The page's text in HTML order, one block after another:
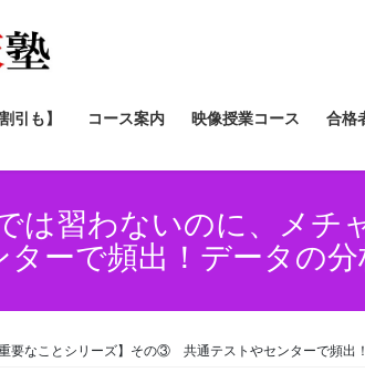
引も】 コース案内 映像授業コース 合格
は習わないのに、メチ
ーで頻出！データの分
要なことシリーズ】その③ 共通テストやセンターで頻出